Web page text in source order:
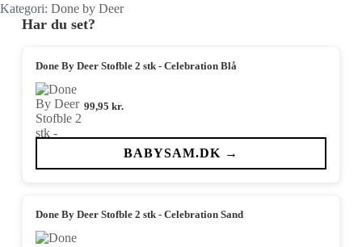
Kategori: Done by Deer
Har du set?
Done By Deer Stofble 2 stk - Celebration Blå
99,95 kr.
BABYSAM.DK →
Done By Deer Stofble 2 stk - Celebration Sand